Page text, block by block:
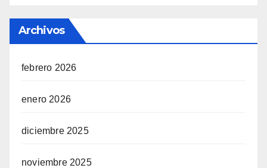
Archivos
febrero 2026
enero 2026
diciembre 2025
noviembre 2025